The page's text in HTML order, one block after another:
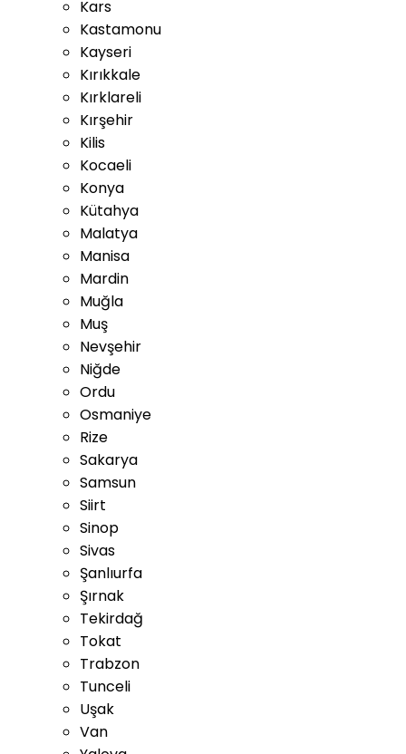
Kars
Kastamonu
Kayseri
Kırıkkale
Kırklareli
Kırşehir
Kilis
Kocaeli
Konya
Kütahya
Malatya
Manisa
Mardin
Muğla
Muş
Nevşehir
Niğde
Ordu
Osmaniye
Rize
Sakarya
Samsun
Siirt
Sinop
Sivas
Şanlıurfa
Şırnak
Tekirdağ
Tokat
Trabzon
Tunceli
Uşak
Van